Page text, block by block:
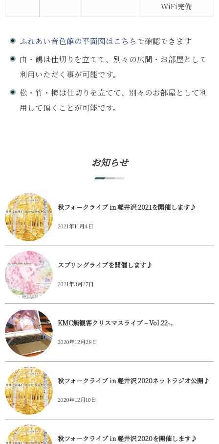
WiFi完備
ふれあい音色館の平面図はこちらで確認できます
由・鶴は仕切りを立てて、別々の広間・お部屋として
利用いただく事が可能です。
松・竹・梅は仕切りを立てて、別々のお部屋として利
用して頂くことが可能です。
お知らせ
秋フォークライブ in 軽井沢 2021を開催します♪
2021年11月4日
スプリングライブを開催します♪
2021年3月27日
KMC無観客クリスマスライブ – Vol.22 ̵...
2020年12月28日
秋フォークライブ in 軽井沢 2020ネットラジオ公開♪
2020年12月10日
秋フォークライブ in 軽井沢 2020を開催します♪